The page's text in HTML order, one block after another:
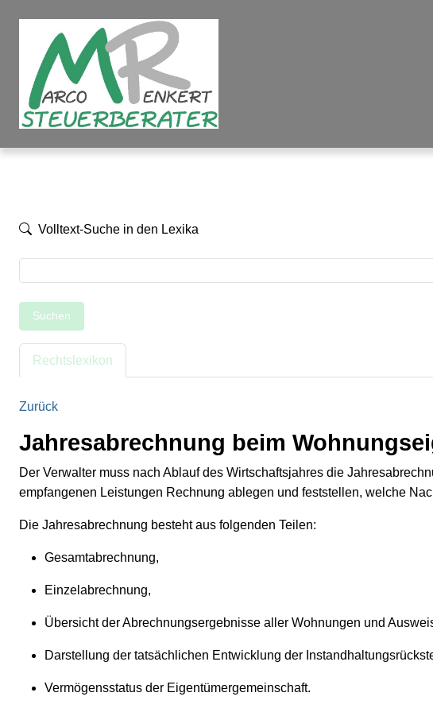
Volltext-Suche in den Lexika
Suchen
Rechtslexikon
Zurück
Jahresabrechnung beim
Der Verwalter muss nach Ablauf des Wirtschaftsjahres die
empfangenen Leistungen Rechnung ablegen und feststellen, welche
Die Jahresabrechnung besteht aus folgenden Teilen:
Gesamtabrechnung,
Einzelabrechnung,
Übersicht der Abrechnungsergebnisse aller Wohnungen und
Darstellung der tatsächlichen Entwicklung der
Vermögensstatus der Eigentümergemeinschaft.